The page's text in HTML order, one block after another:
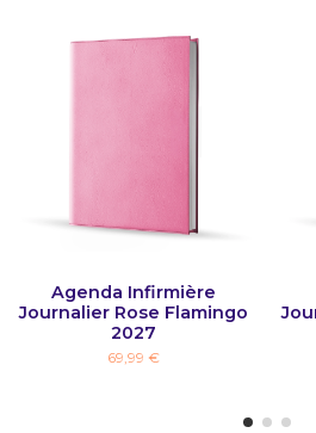
Agenda Infirmière
Journalier Rose Flamingo
2027
69,99 €